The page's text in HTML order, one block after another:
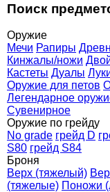
Поиск
Оружие
Мечи Рапиры
Кинжалы/ножи
Кастеты Дуалы
Оружие для петов
Легендарное
Сувенирное
Оружие по грейду
No grade грейд D
S80 грейд S84
Броня
Верх (тяжелый)
(тяжелые) Поножи